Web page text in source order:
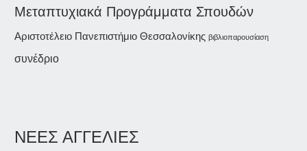
Μεταπτυχιακά Προγράμματα Σπουδών
Αριστοτέλειο Πανεπιστήμιο Θεσσαλονίκης βιβλιοπαρουσίαση
συνέδριο
ΝΕΕΣ ΑΓΓΕΛΙΕΣ